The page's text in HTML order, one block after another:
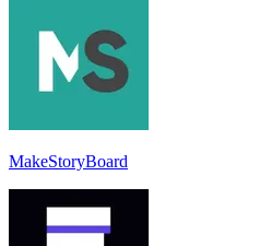
MakeStoryBoard